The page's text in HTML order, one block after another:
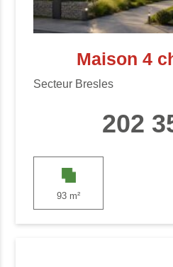
Maison 4
Secteur Bresles
202
93 m²